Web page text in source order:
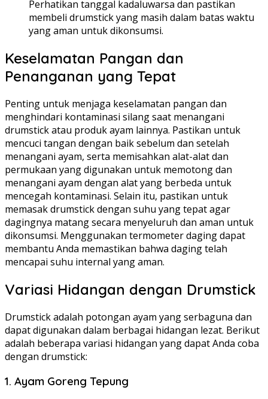
Perhatikan tanggal kadaluwarsa dan pastikan
membeli drumstick yang masih dalam batas waktu
yang aman untuk dikonsumsi.
Keselamatan Pangan dan
Penanganan yang Tepat
Penting untuk menjaga keselamatan pangan dan
menghindari kontaminasi silang saat menangani
drumstick atau produk ayam lainnya. Pastikan untuk
mencuci tangan dengan baik sebelum dan setelah
menangani ayam, serta memisahkan alat-alat dan
permukaan yang digunakan untuk memotong dan
menangani ayam dengan alat yang berbeda untuk
mencegah kontaminasi. Selain itu, pastikan untuk
memasak drumstick dengan suhu yang tepat agar
dagingnya matang secara menyeluruh dan aman untuk
dikonsumsi. Menggunakan termometer daging dapat
membantu Anda memastikan bahwa daging telah
mencapai suhu internal yang aman.
Variasi Hidangan dengan Drumstick
Drumstick adalah potongan ayam yang serbaguna dan
dapat digunakan dalam berbagai hidangan lezat. Berikut
adalah beberapa variasi hidangan yang dapat Anda coba
dengan drumstick:
1. Ayam Goreng Tepung